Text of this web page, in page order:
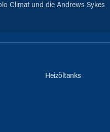
Climat und die Andrews Sykes
Heizöltanks